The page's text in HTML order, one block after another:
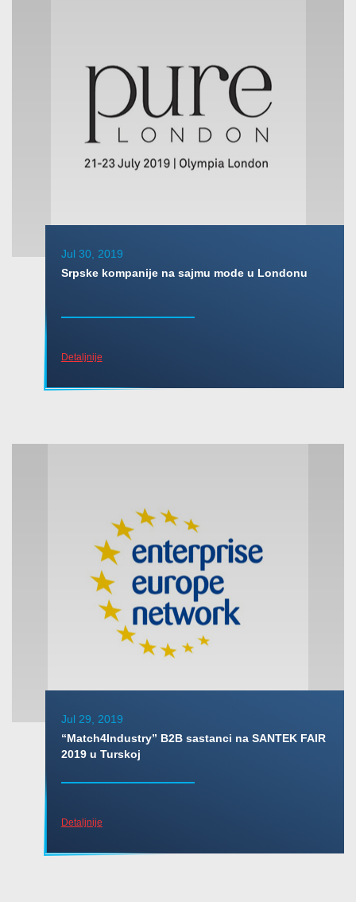
Jul 30, 2019
Srpske kompanije na sajmu mode u Londonu
Detaljnije
Jul 29, 2019
“Match4Industry” B2B sastanci na SANTEK FAIR
2019 u Turskoj
Detaljnije